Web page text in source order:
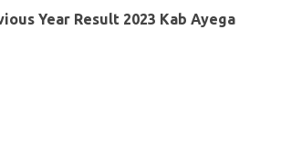
Year Result 2023 Kab Ayega